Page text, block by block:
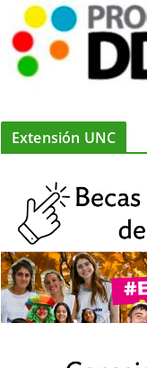
Extensión UNC